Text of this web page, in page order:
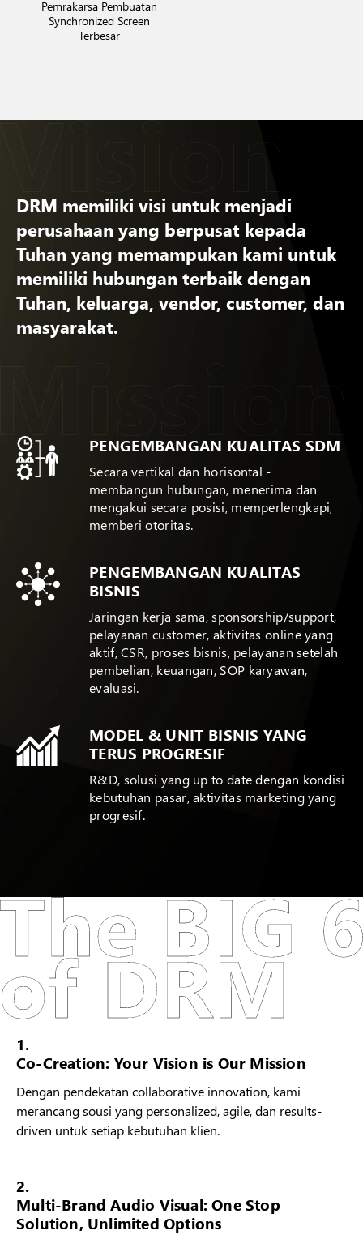
Pemrakarsa Pembuatan
Synchronized Screen
Terbesar
DRM memiliki visi untuk menjadi
perusahaan yang berpusat kepada
Tuhan yang memampukan kami untuk
memiliki hubungan terbaik dengan
Tuhan, keluarga, vendor, customer, dan
masyarakat.
PENGEMBANGAN KUALITAS SDM
Secara vertikal dan horisontal -
membangun hubungan, menerima dan
mengakui secara posisi, memperlengkapi,
memberi otoritas.
PENGEMBANGAN KUALITAS
BISNIS
Jaringan kerja sama, sponsorship/support,
pelayanan customer, aktivitas online yang
aktif, CSR, proses bisnis, pelayanan setelah
pembelian, keuangan, SOP karyawan,
evaluasi.
MODEL & UNIT BISNIS YANG
TERUS PROGRESIF
R&D, solusi yang up to date dengan kondisi
kebutuhan pasar, aktivitas marketing yang
progresif.
1.
Co-Creation: Your Vision is Our Mission
Dengan pendekatan collaborative innovation, kami
merancang sousi yang personalized, agile, dan results-
driven untuk setiap kebutuhan klien.
2.
Multi-Brand Audio Visual: One Stop
Solution, Unlimited Options